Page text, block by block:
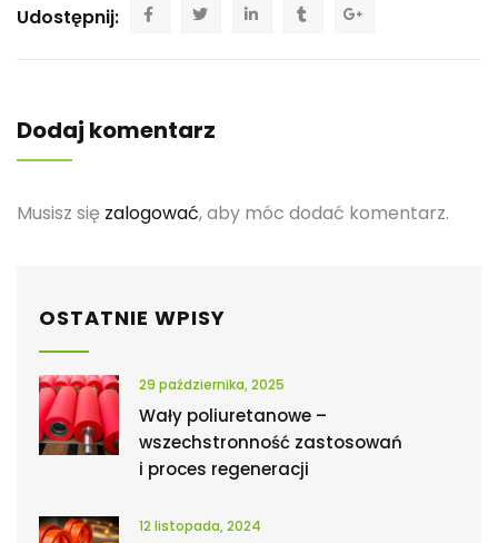
Udostępnij:
Dodaj komentarz
Musisz się zalogować, aby móc dodać komentarz.
OSTATNIE WPISY
29 października, 2025
Wały poliuretanowe –
wszechstronność zastosowań
i proces regeneracji
12 listopada, 2024